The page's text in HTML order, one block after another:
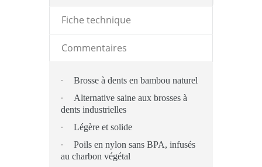
Fiche technique
Commentaires
· Brosse à dents en bambou naturel
·
Alternative saine aux brosses à
dents industrielles
· Légère et solide
·
Poils en nylon sans BPA, infusés
au charbon végétal